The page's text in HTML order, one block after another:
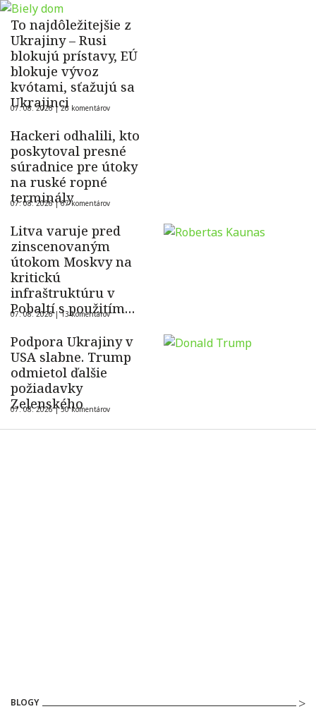
To najdôležitejšie z
Ukrajiny – Rusi
blokujú prístavy, EÚ
blokuje vývoz
kvótami, sťažujú sa
Ukrajinci
07. 08. 2026 |26 komentárov
Hackeri odhalili, kto
poskytoval presné
súradnice pre útoky
na ruské ropné
terminály
07. 08. 2026 |67 komentárov
Litva varuje pred
zinscenovaným
útokom Moskvy na
kritickú
infraštruktúru v
Pobaltí s použitím
ukrajinského dronu
07. 08. 2026 |13 komentárov
Podpora Ukrajiny v
USA slabne. Trump
odmietol ďalšie
požiadavky
Zelenského
07. 08. 2026 |50 komentárov
BLOGY